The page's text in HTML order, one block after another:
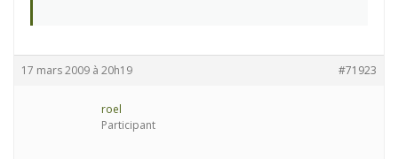
17 mars 2009 à 20h19 #71923
roel
Participant